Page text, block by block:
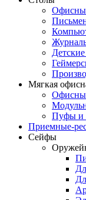
Мягкая
Пуфы и
Приемные-
Сейфы